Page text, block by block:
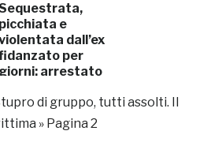
picchiata e
dall’ex
per
giorni: arrestato
di gruppo, tutti assolti. Il
» Pagina 2